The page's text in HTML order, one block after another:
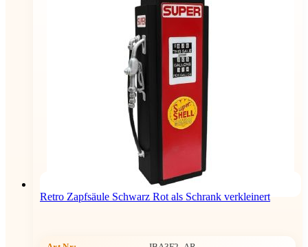
Retro Zapfsäule Schwarz Rot als Schrank verkleinert